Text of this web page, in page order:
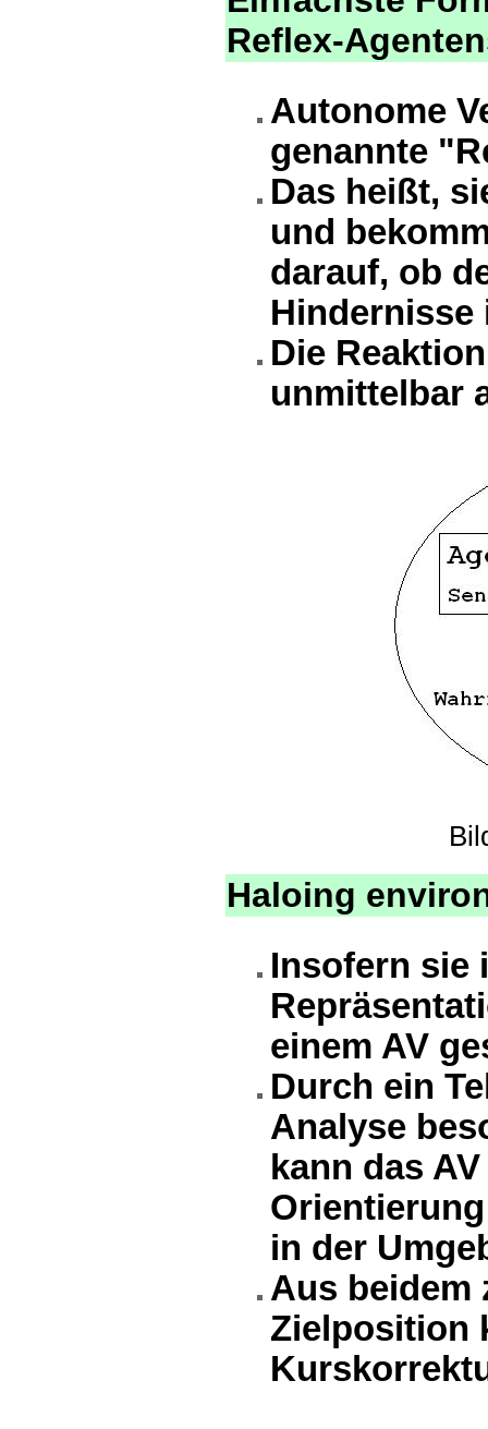
Reflex-
Autonome
genannte
Das heißt,
und
darauf, ob
Hindernisse
Die
unmittelbar
Haloing
Insofern sie
einem AV
Durch ein
Analyse
kann das
in der
Aus beidem
Zielposition